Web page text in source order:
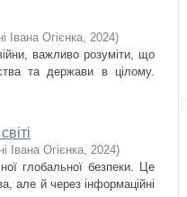
Івана Огієнка, 2024)
важливо розуміти, що
та держави в цілому.
Івана Огієнка, 2024)
глобальної безпеки. Це
але й через інформаційні